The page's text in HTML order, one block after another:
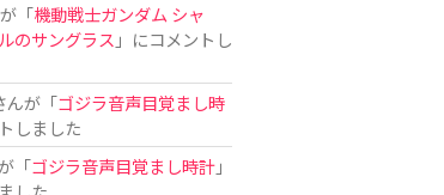
「機動戦士ガンダム シャ
のサングラス 」にコメントし
んが「ゴジラ音声目覚まし時
しました
「ゴジラ音声目覚まし時計」